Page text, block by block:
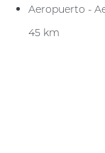
Aeropuerto -
45 km